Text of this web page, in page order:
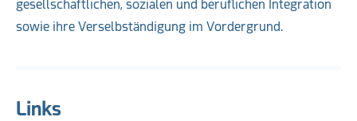
gesellschaftlichen, sozialen und beruflichen Integration
sowie ihre Verselbständigung im Vordergrund.
Links